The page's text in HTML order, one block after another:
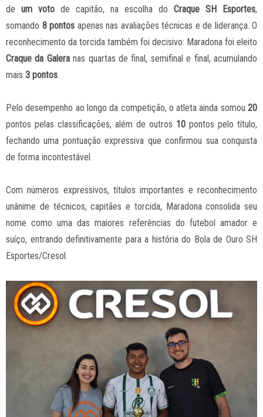
de um voto de capitão, na escolha do Craque SH Esportes,
somando 8 pontos apenas nas avaliações técnicas e de liderança. O
reconhecimento da torcida também foi decisivo: Maradona foi eleito
Craque da Galeranas quartas de final, semifinal e final, acumulando
mais 3 pontos.
Pelo desempenho ao longo da competição, o atleta ainda somou 20
pontos pelas classificações, além de outros 10 pontos pelo título,
fechando uma pontuação expressiva que confirmou sua conquista
de forma incontestável.
Com números expressivos, títulos importantes e reconhecimento
unânime de técnicos, capitães e torcida, Maradona consolida seu
nome como uma das maiores referências do futebol amador e
suíço, entrando definitivamente para a história do Bola de Ouro SH
Esportes/Cresol.